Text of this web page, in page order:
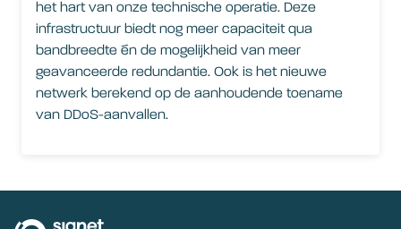
het hart van onze technische operatie. Deze
infrastructuur biedt nog meer capaciteit qua
bandbreedte én de mogelijkheid van meer
geavanceerde redundantie. Ook is het nieuwe
netwerk berekend op de aanhoudende toename
van DDoS-aanvallen.